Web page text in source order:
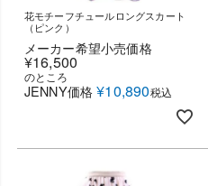
花モチーフチュールロングスカート
（ピンク）
メーカー希望小売価格
¥16,500
のところ
JENNY価格 ¥10,890税込